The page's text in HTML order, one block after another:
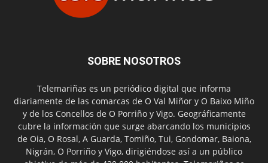
SOBRE NOSOTROS
Telemariñas es un periódico digital que informa
diariamente de las comarcas de O Val Miñor y O Baixo Miño
y de los Concellos de O Porriño y Vigo. Geográficamente
cubre la información que surge abarcando los municipios
de Oia, O Rosal, A Guarda, Tomiño, Tui, Gondomar, Baiona,
Nigrán, O Porriño y Vigo, dirigiéndose así a un público